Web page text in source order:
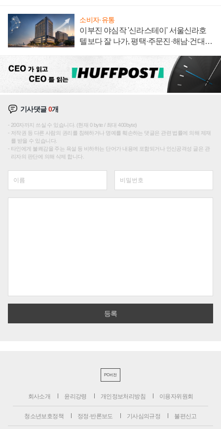
소비자·유통
이부진 야심작 '신라스테이' 서울신라호
텔보다 잘 나가, 평택·주문진·해남·건대로
기사댓글0개
200자까지 쓰실 수 있습니다. (현재 0 byte / 최대 400byte)
저작권 등 다른 사람의 권리를 침해하거나 명예를 훼손하는 댓글은 관련 법률에 의해 제재
를 받을 수 있습니다.
타인에게 불쾌감을 주는 욕설 등 비하하는 단어가 내용에 포함되거나 인신공격성 글은 관
리자의 판단에 의해 삭제 합니다.
PC버전
회사소개 윤리강령 개인정보처리방침 이용자위원회
청소년보호정책 정정·반론보도 기사심의규정 불편신고